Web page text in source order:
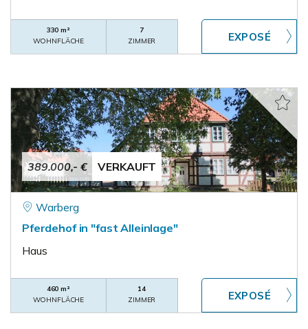
330 m²
WOHNFLÄCHE
7
ZIMMER
389.000,- € VERKAUFT
Warberg
Pferdehof in "fast Alleinlage"
Haus
460 m²
WOHNFLÄCHE
14
ZIMMER